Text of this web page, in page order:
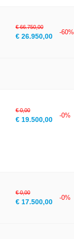
€ 66.750,00
€ 26.950,00
-60%
€ 0,00
€ 19.500,00
-0%
€ 0,00
€ 17.500,00
-0%